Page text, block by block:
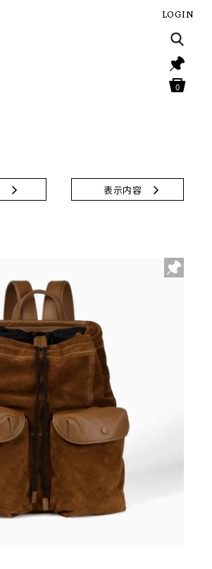
LOGIN
0
表示内容